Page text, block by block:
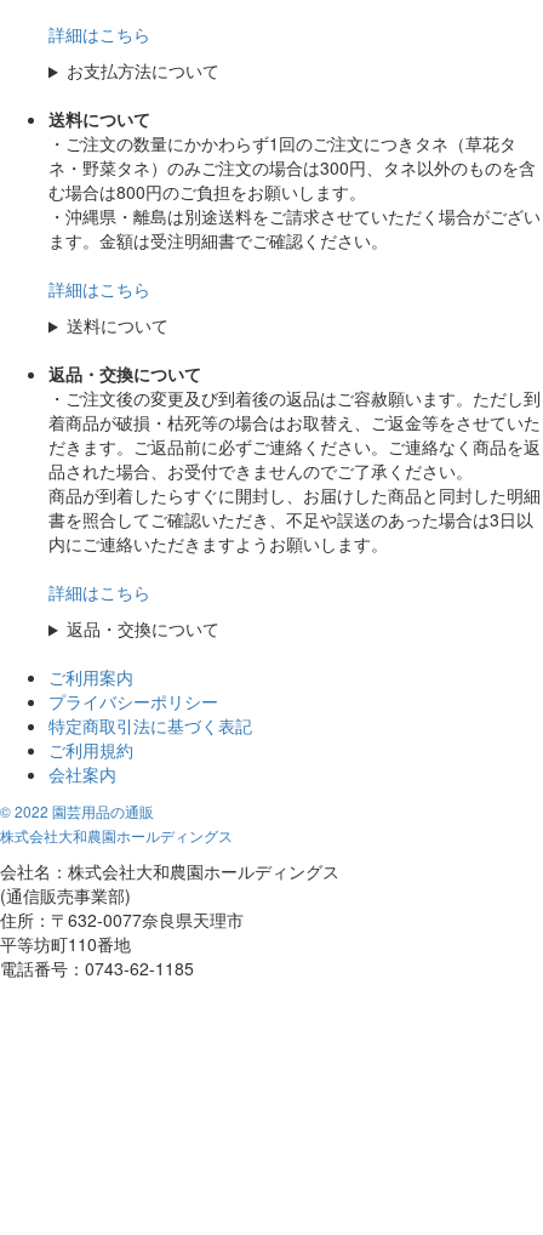
詳細はこちら
お支払方法について
送料について
・ご注文の数量にかかわらず1回のご注文につきタネ（草花タ
ネ・野菜タネ）のみご注文の場合は300円、タネ以外のものを含
む場合は800円のご負担をお願いします。
・沖縄県・離島は別途送料をご請求させていただく場合がござい
ます。金額は受注明細書でご確認ください。
詳細はこちら
送料について
返品・交換について
・ご注文後の変更及び到着後の返品はご容赦願います。ただし到
着商品が破損・枯死等の場合はお取替え、ご返金等をさせていた
だきます。ご返品前に必ずご連絡ください。ご連絡なく商品を返
品された場合、お受付できませんのでご了承ください。
商品が到着したらすぐに開封し、お届けした商品と同封した明細
書を照合してご確認いただき、不足や誤送のあった場合は3日以
内にご連絡いただきますようお願いします。
詳細はこちら
返品・交換について
ご利用案内
プライバシーポリシー
特定商取引法に基づく表記
ご利用規約
会社案内
© 2022 園芸用品の通販
株式会社大和農園ホールディングス
会社名：株式会社大和農園ホールディングス
(通信販売事業部)
住所：〒632-0077奈良県天理市
平等坊町110番地
電話番号：0743-62-1185